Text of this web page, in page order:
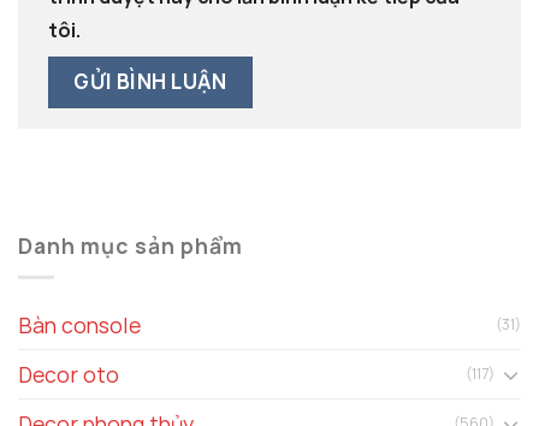
tôi.
Danh mục sản phẩm
Bàn console (31)
Decor oto (117)